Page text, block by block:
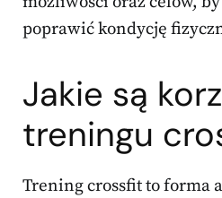
poprawić kondycję
Jakie są
treningu
Trening crossfit to forma